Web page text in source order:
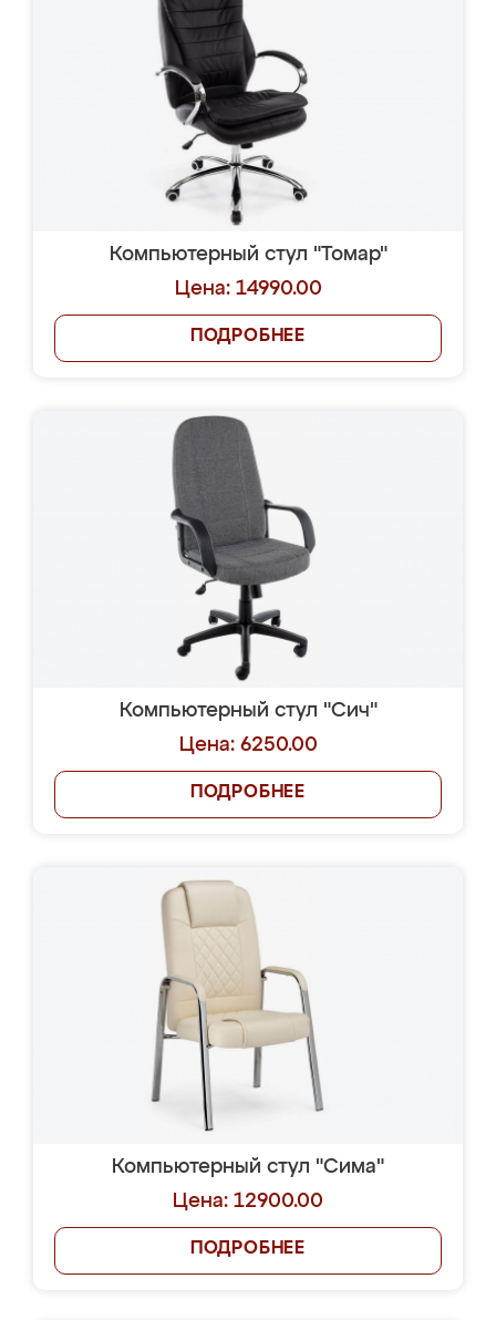
Компьютерный стул "Томар"
Цена: 14990.00
ПОДРОБНЕЕ
Компьютерный стул "Сич"
Цена: 6250.00
ПОДРОБНЕЕ
Компьютерный стул "Сима"
Цена: 12900.00
ПОДРОБНЕЕ